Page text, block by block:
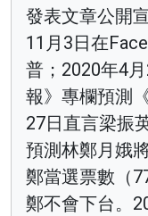
發表文章公開
11月3日在
普；2020年4
報》專欄預測
27日直言梁振
預測林鄭月娥
鄭當選票數（
鄭不會下台。